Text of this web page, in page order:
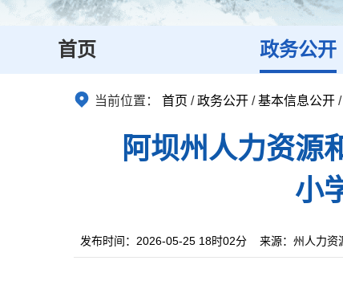
首页 政务公开
当前位置： 首页 /政务公开 /基本信息公开 /
阿坝州人力资源
小
发布时间：2026-05-25 18时02分 来源：州人力资